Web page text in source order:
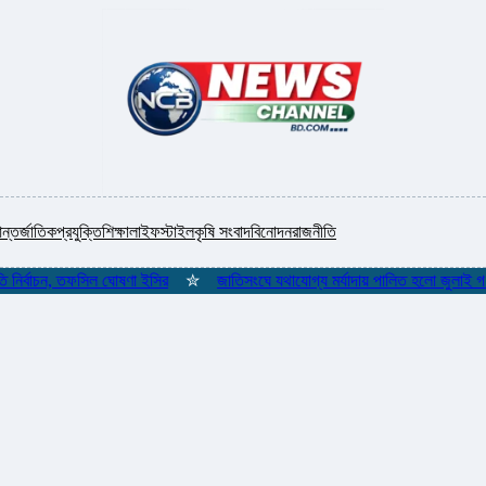
প্রযুক্তিশিক্ষালাইফস্টাইলকৃষি সংবাদবিনোদনরাজনীতি
তফসিল ঘোষণা ইসির ✮ জাতিসংঘে যথাযোগ্য মর্যাদায় পালিত হলো জুলাই